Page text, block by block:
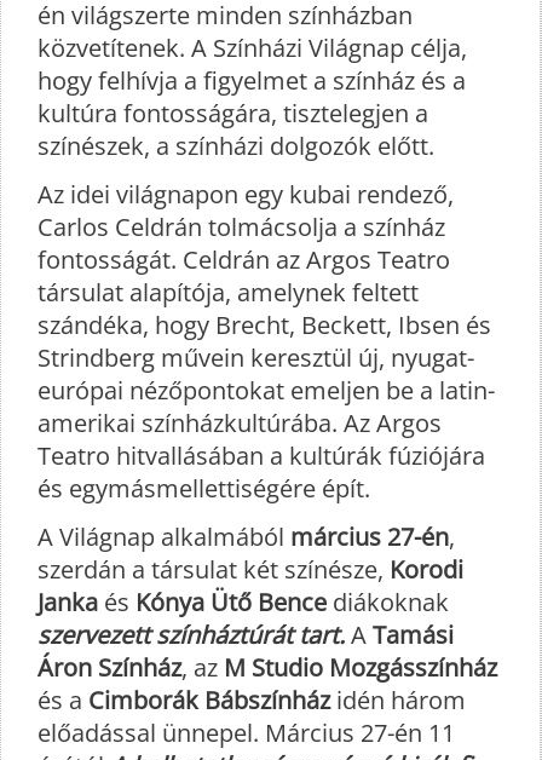
én világszerte minden színházban
közvetítenek. A Színházi Világnap célja,
hogy felhívja a figyelmet a színház és a
kultúra fontosságára, tisztelegjen a
színészek, a színházi dolgozók előtt.
Az idei világnapon egy kubai rendező,
Carlos Celdrán tolmácsolja a színház
fontosságát. Celdrán az Argos Teatro
társulat alapítója, amelynek feltett
szándéka, hogy Brecht, Beckett, Ibsen és
Strindberg művein keresztül új, nyugat-
európai nézőpontokat emeljen be a latin-
amerikai színházkultúrába. Az Argos
Teatro hitvallásában a kultúrák fúziójára
és egymásmellettiségére épít.
A Világnap alkalmából március 27-én,
szerdán a társulat két színésze, Korodi
Janka és Kónya Ütő Bence diákoknak
szervezett színháztúrát tart.ATamási
Áron Színház, az M Studio Mozgásszínház
és a Cimborák Bábszínházidén három
előadással ünnepel. Március 27-én 11